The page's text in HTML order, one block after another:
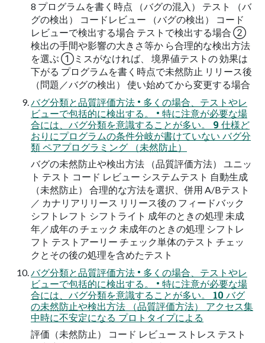
8 プログラムを書く時点 （バグの混入） テスト （バ
グの検出） コードレビュー （バグの検出） コード
レビューで検出する場合 テストで検出する場合 ②
検出の手間や影響の大きさ等か ら合理的な検出方法
を選ぶ ①ミスがなければ、 境界値テストの 効果は
下がる プログラムを書く時点で未然防止 リリース後
（問題／バグの検出） 使い始めてから変更する場合
バグ分類と品質評価方法 • 多くの場合、テストやレ
ビューで包括的に検出する。 • 特に注意が必要な場
合には、バグ分類を意識することが多い。 9 仕様ど
おりにプログラムの条件分岐が書けていない バグ分
類 ペアプログラミング （未然防止）
バグの未然防止や検出方法 （品質評価方法） ユニッ
ト テスト コード レビュー システムテスト 自動生成
（未然防止） 合理的な方法を選択、併用 A/Bテスト
／ カナリアリリース リリース後の フィードバック
シフトレフト シフトライト 成年のときの処理 未成
年／成年の チェック 未成年のときの処理 シフトレ
フト テストアーリー チェック単体のテスト チェッ
クとその後の処理を含めたテスト
バグ分類と品質評価方法 • 多くの場合、テストやレ
ビューで包括的に検出する。 • 特に注意が必要な場
合には、バグ分類を意識することが多い。 10 バグ
の未然防止や検出方法 （品質評価方法） アクセス集
中時に不安定になる プロトタイプによる
評価（未然防止） コード レビュー ストレス テスト